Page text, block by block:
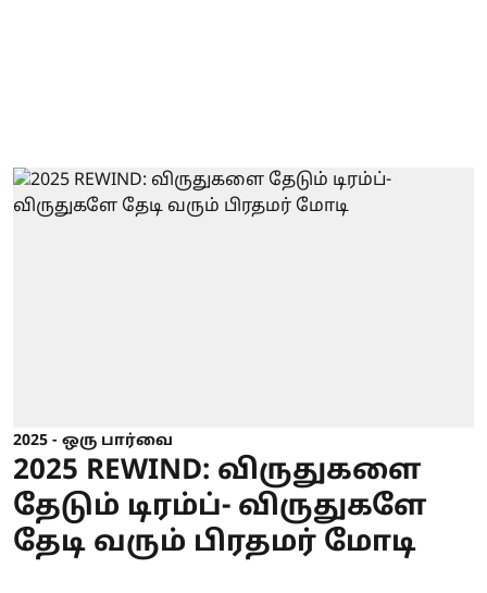
2025 - ஒரு பார்வை
2025 REWIND: விருதுகளை
தேடும் டிரம்ப்- விருதுகளே
தேடி வரும் பிரதமர் மோடி